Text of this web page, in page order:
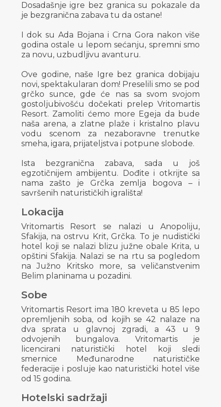
Dosadašnje igre bez granica su pokazale da
je bezgranična zabava tu da ostane!
I dok su Ada Bojana i Crna Gora nakon više
godina ostale u lepom sećanju, spremni smo
za novu, uzbudljivu avanturu.
Ove godine, naše Igre bez granica dobijaju
novi, spektakularan dom! Preselili smo se pod
grčko sunce, gde će nas sa svom svojom
gostoljubivošću dočekati prelep Vritomartis
Resort. Zamoliti ćemo more Egeja da bude
naša arena, a zlatne plaže i kristalno plavu
vodu scenom za nezaboravne trenutke
smeha, igara, prijateljstva i potpune slobode.
Ista bezgranična zabava, sada u još
egzotičnijem ambijentu. Dođite i otkrijte sa
nama zašto je Grčka zemlja bogova – i
savršenih naturističkih igrališta!
Lokacija
Vritomartis Resort se nalazi u Anopoliju,
Sfakija, na ostrvu Krit, Grčka. To je nudistički
hotel koji se nalazi blizu južne obale Krita, u
opštini Sfakija. Nalazi se na rtu sa pogledom
na Južno Kritsko more, sa veličanstvenim
Belim planinama u pozadini.
Sobe
Vritomartis Resort ima 180 kreveta u 85 lepo
opremljenih soba, od kojih se 42 nalaze na
dva sprata u glavnoj zgradi, a 43 u 9
odvojenih bungalova. Vritomartis je
licencirani naturistički hotel koji sledi
smernice Međunarodne naturističke
federacije i posluje kao naturistički hotel više
od 15 godina.
Hotelski sadržaji